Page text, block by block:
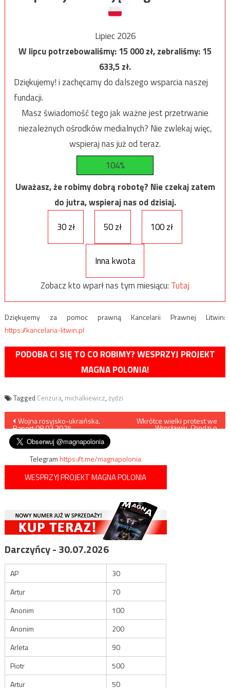
Lipiec 2026
W lipcu potrzebowaliśmy:15 000zł, zebraliśmy:15
633,5zł.
Dziękujemy! i zachęcamy do dalszego wsparcia naszej
fundacji.
Masz świadomość tego jak ważne jest przetrwanie
niezależnych ośrodków medialnych? Nie zwlekaj więc,
wspieraj nas już od teraz.
104%
Uważasz, że robimy dobrą robotę? Nie czekaj zatem
do jutra, wspieraj nas od dzisiaj.
30 zł
50 zł 100 zł
Inna kwota
Zobacz kto wparł nas tym miesiącu: Tutaj
Dziękujemy za pomoc prawną Kancelarii Prawnej Litwin:
https://kancelaria-litwin.pl
PODOBA CI SIĘ TO CO ROBIMY? WESPRZYJ PROJEKT
MAGNA POLONIA!
Tagged Cenzura, michalkiewicz, żydzi
Nawigacja
wpisu
Wojna rosyjsko-ukraińska.
Raport 08.02.2025
Wkrótce wielki protest we
Wrocławiu. Chodzi o
Telegramhttps://t.me/magnapolonia
WESPRZYJ PROJEKT MAGNA POLONIA
Darczyńcy - 30.07.2026
AP
30
Artur
70
Anonim
100
Anonim
200
Arleta
90
Piotr
500
Artur
50